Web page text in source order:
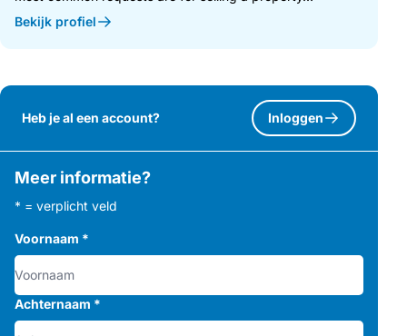
Bekijk profiel
Heb je al een account? Inloggen
Meer informatie?
* = verplicht veld
Voornaam *
Achternaam *